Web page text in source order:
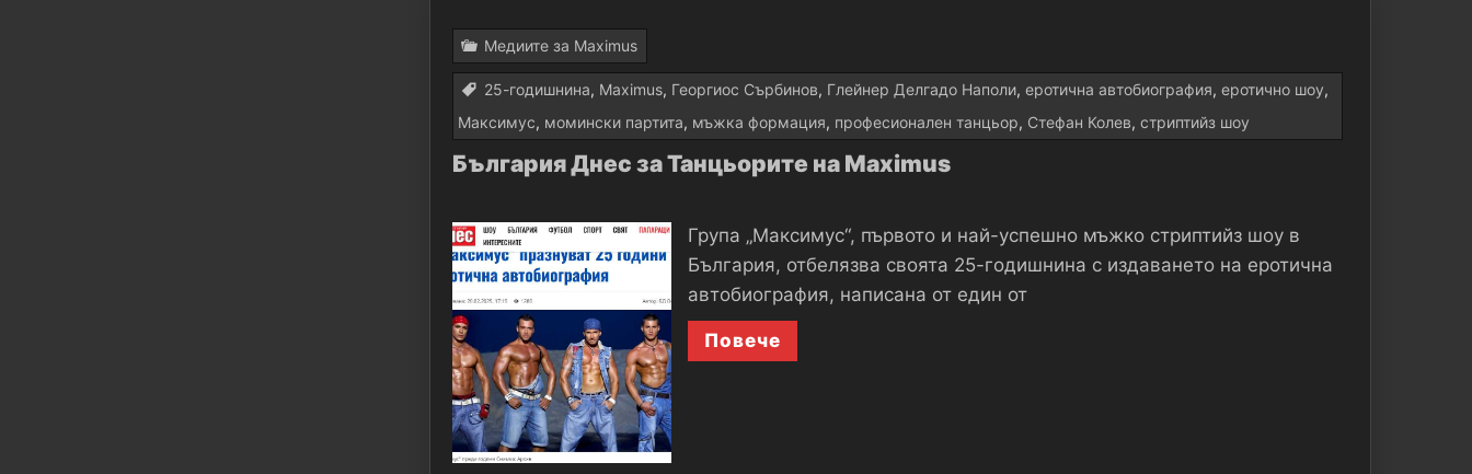
Медиите за Maximus
25-годишнина, Maximus, Георгиос Сърбинов, Глейнер Делгадо Наполи, еротична автобиография, еротично шоу,
Максимус, момински партита, мъжка формация, професионален танцьор, Стефан Колев, стриптийз шоу
България Днес за Танцьорите на Maximus
​Група „Максимус“, първото и най-успешно мъжко стриптийз шоу в
България, отбелязва своята 25-годишнина с издаването на еротична
автобиография, написана от един от
Повече